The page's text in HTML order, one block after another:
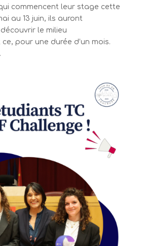
commencent leur stage cette
au 13 juin, ils auront
le milieu
pour une durée d’un mois.